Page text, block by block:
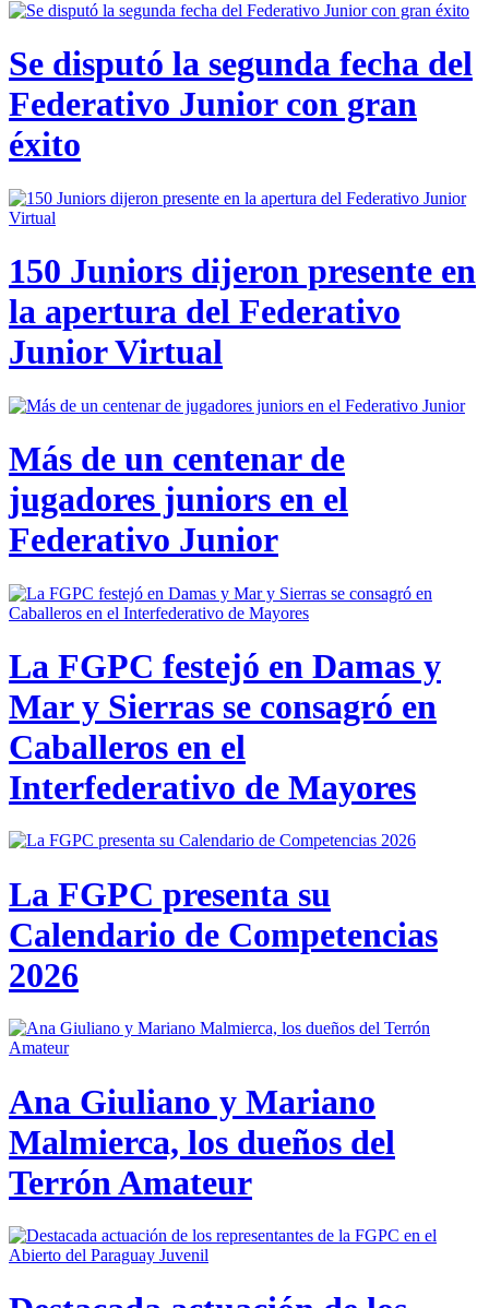
Se disputó la segunda fecha del
Federativo Junior con gran
éxito
150 Juniors dijeron presente en
la apertura del Federativo
Junior Virtual
Más de un centenar de
jugadores juniors en el
Federativo Junior
La FGPC festejó en Damas y
Mar y Sierras se consagró en
Caballeros en el
Interfederativo de Mayores
La FGPC presenta su
Calendario de Competencias
2026
Ana Giuliano y Mariano
Malmierca, los dueños del
Terrón Amateur